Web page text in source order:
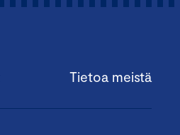
Tietoa meistä